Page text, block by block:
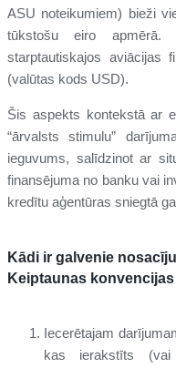
ASU noteikumiem) bieži
tūkstošu eiro
starptautiskajos aviācijas
(valūtas kods USD).
Šis aspekts kontekstā ar
“ārvalsts stimulu”
ieguvums, salīdzinot ar
finansējuma no banku vai
kredītu aģentūras sniegtā
Kādi ir galvenie
Keiptaunas
Iecerētajam
kas ierakstīts